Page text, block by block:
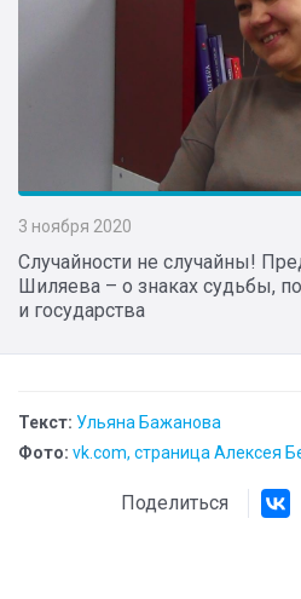
3 ноября 2020
Случайности не случайны!
Шиляева – о знаках судьбы,
и государства
Текст: Ульяна Бажанова
Фото: vk.com, страница Алексея
Поделиться